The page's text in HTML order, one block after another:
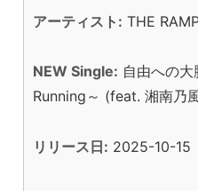
アーティスト: THE
NEW Single: 自由への
Running～ (feat. 湘南乃
リリース日: 2025-10-15